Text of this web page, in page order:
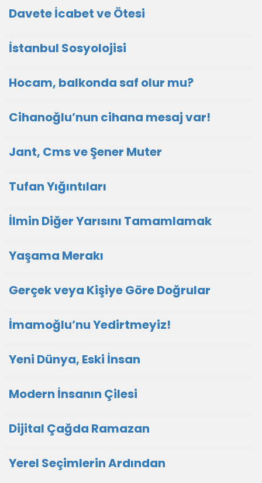
Davete İcabet ve Ötesi
İstanbul Sosyolojisi
Hocam, balkonda saf olur mu?
Cihanoğlu’nun cihana mesaj var!
Jant, Cms ve Şener Muter
Tufan Yığıntıları
İlmin Diğer Yarısını Tamamlamak
Yaşama Merakı
Gerçek veya Kişiye Göre Doğrular
İmamoğlu’nu Yedirtmeyiz!
Yeni Dünya, Eski İnsan
Modern İnsanın Çilesi
Dijital Çağda Ramazan
Yerel Seçimlerin Ardından